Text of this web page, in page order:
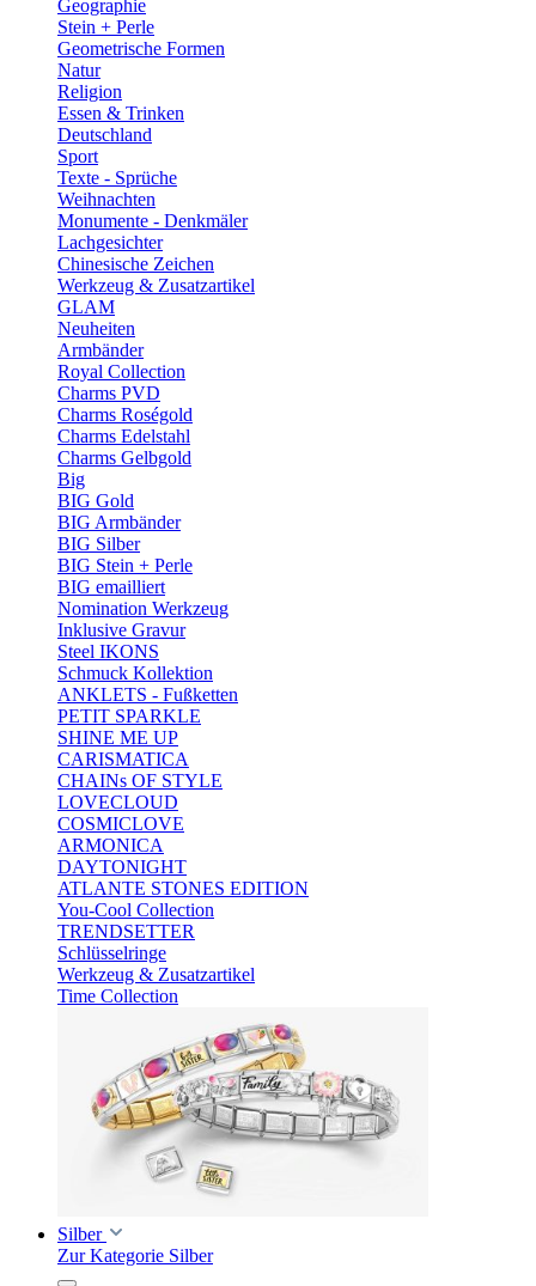
Geographie
Stein + Perle
Geometrische Formen
Natur
Religion
Essen & Trinken
Deutschland
Sport
Texte - Sprüche
Weihnachten
Monumente - Denkmäler
Lachgesichter
Chinesische Zeichen
Werkzeug & Zusatzartikel
GLAM
Neuheiten
Armbänder
Royal Collection
Charms PVD
Charms Roségold
Charms Edelstahl
Charms Gelbgold
Big
BIG Gold
BIG Armbänder
BIG Silber
BIG Stein + Perle
BIG emailliert
Nomination Werkzeug
Inklusive Gravur
Steel IKONS
Schmuck Kollektion
ANKLETS - Fußketten
PETIT SPARKLE
SHINE ME UP
CARISMATICA
CHAINs OF STYLE
LOVECLOUD
COSMICLOVE
ARMONICA
DAYTONIGHT
ATLANTE STONES EDITION
You-Cool Collection
TRENDSETTER
Schlüsselringe
Werkzeug & Zusatzartikel
Time Collection
Silber
Zur Kategorie Silber